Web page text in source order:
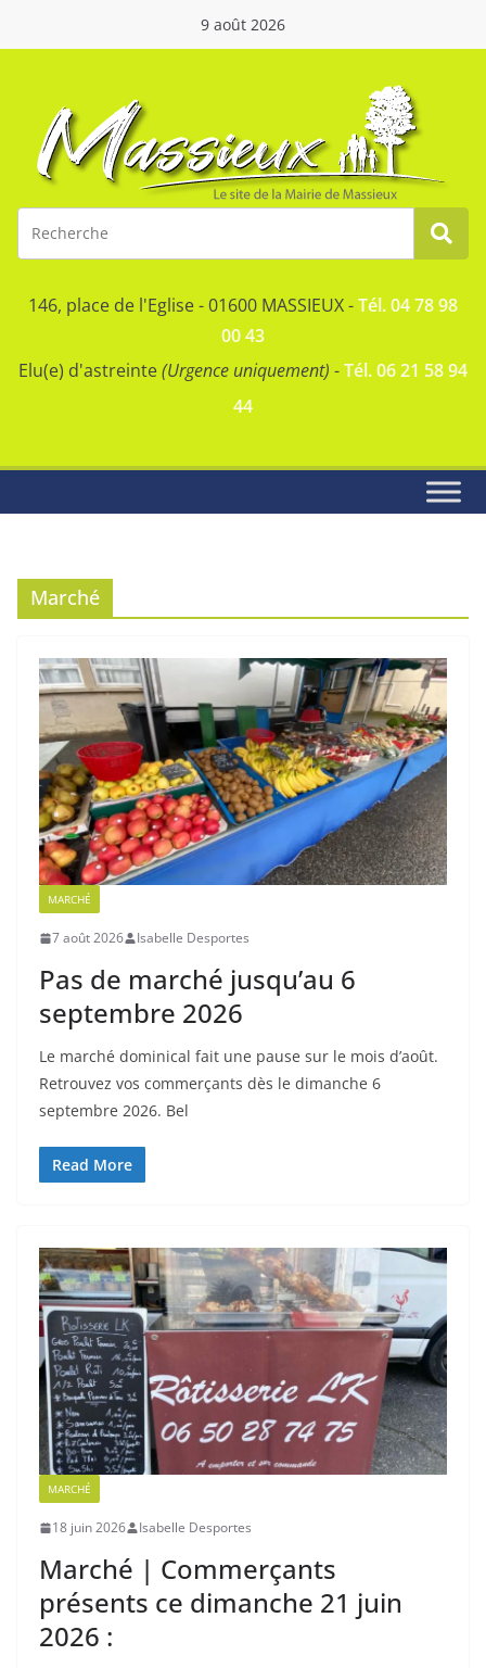
9 août 2026
146, place de l'Eglise - 01600 MASSIEUX -Tél. 04 78 98
00 43
Elu(e) d'astreinte(Urgence uniquement) -Tél. 06 21 58 94
44
Marché
MARCHÉ
7 août 2026 Isabelle Desportes
Pas de marché jusqu’au 6
septembre 2026
Le marché dominical fait une pause sur le mois d’août.
Retrouvez vos commerçants dès le dimanche 6
septembre 2026. Bel
Read More
MARCHÉ
18 juin 2026 Isabelle Desportes
Marché | Commerçants
présents ce dimanche 21 juin
2026 :